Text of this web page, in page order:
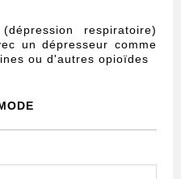
respiratoire)
un dépresseur comme
ou d'autres opioïdes